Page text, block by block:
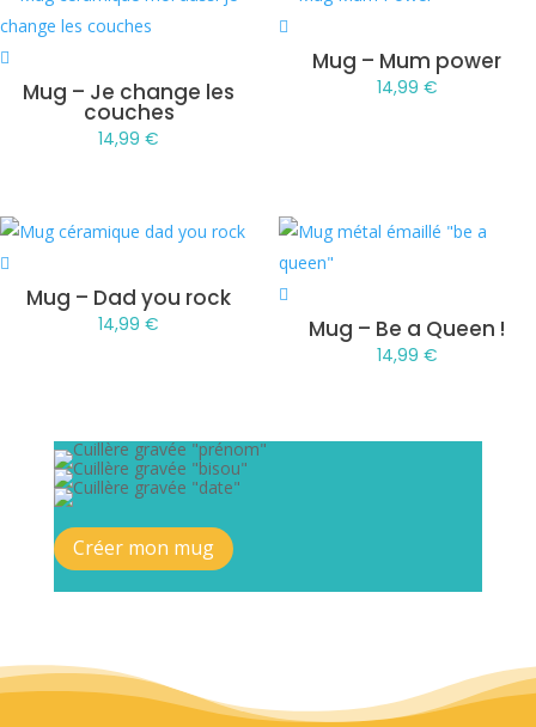
Mug – Je change les
couches
14,99€
Mug – Mum power
14,99 €
Mug – Dad you rock
14,99€ Mug – Be a Queen !
14,99 €
Créer mon mug